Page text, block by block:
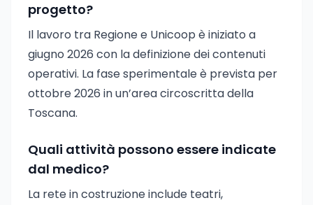
progetto?
Il lavoro tra Regione e Unicoop è iniziato a
giugno 2026 con la definizione dei contenuti
operativi. La fase sperimentale è prevista per
ottobre 2026 in un’area circoscritta della
Toscana.
Quali attività possono essere indicate
dal medico?
La rete in costruzione include teatri,